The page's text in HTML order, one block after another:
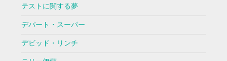
テストに関する夢
デパート・スーパー
デビッド・リンチ